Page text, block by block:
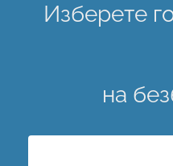
Изберете
на